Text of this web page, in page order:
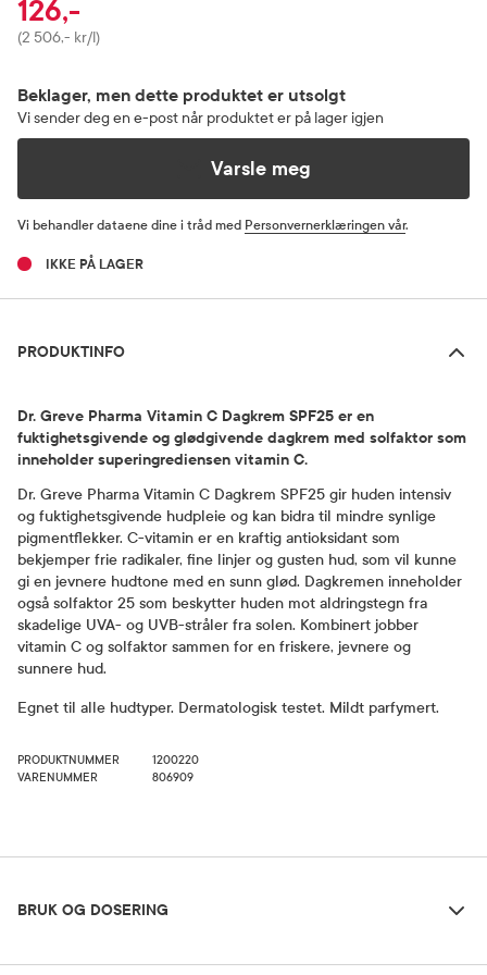
Pris
126,-
(2 506,- kr/l)
Beklager, men dette produktet er utsolgt
Vi sender deg en e-post når produktet er på lager igjen
Varsle meg
Vi behandler dataene dine i tråd med Personvernerklæringen vår.
IKKE PÅ LAGER
PRODUKTINFO
Dr. Greve Pharma Vitamin C Dagkrem SPF25 er en
fuktighetsgivende og glødgivende dagkrem med solfaktor som
inneholder superingrediensen vitamin C.
Dr. Greve Pharma Vitamin C Dagkrem SPF25 gir huden intensiv
og fuktighetsgivende hudpleie og kan bidra til mindre synlige
pigmentflekker. C-vitamin er en kraftig antioksidant som
bekjemper frie radikaler, fine linjer og gusten hud, som vil kunne
gi en jevnere hudtone med en sunn glød. Dagkremen inneholder
også solfaktor 25 som beskytter huden mot aldringstegn fra
skadelige UVA- og UVB-stråler fra solen. Kombinert jobber
vitamin C og solfaktor sammen for en friskere, jevnere og
sunnere hud.
Egnet til alle hudtyper. Dermatologisk testet. Mildt parfymert.
PRODUKTNUMMER
1200220
VARENUMMER
806909
BRUK OG DOSERING